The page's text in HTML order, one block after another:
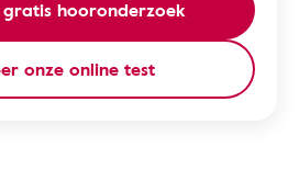
gratis hooronderzoek
onze online test